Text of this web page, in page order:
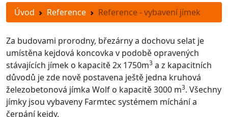
Úvod Reference Reference - vybavení jímek
Za budovami prorodny, březárny a dochovu selat je
umístěna kejdová koncovka v podobě opravených
stávajících jímek o kapacitě 2x 1750m3 a z kapacitních
důvodů je zde nově postavena ještě jedna kruhová
železobetonová jímka Wolf o kapacitě 3000 m3. Všechny
jímky jsou vybaveny Farmtec systémem míchání a
čerpání kejdy.